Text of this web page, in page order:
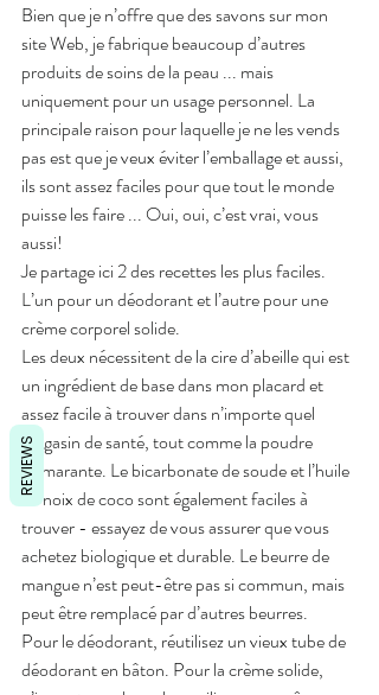
Bien que je n’offre que des savons sur mon
site Web, je fabrique beaucoup d’autres
produits de soins de la peau ... mais
uniquement pour un usage personnel. La
principale raison pour laquelle je ne les vends
pas est que je veux éviter l’emballage et aussi,
ils sont assez faciles pour que tout le monde
puisse les faire ... Oui, oui, c’est vrai, vous
aussi!
Je partage ici 2 des recettes les plus faciles.
L’un pour un déodorant et l’autre pour une
crème corporel solide.
Les deux nécessitent de la cire d’abeille qui est
un ingrédient de base dans mon placard et
assez facile à trouver dans n’importe quel
magasin de santé, tout comme la poudre
d'amarante. Le bicarbonate de soude et l’huile
de noix de coco sont également faciles à
trouver - essayez de vous assurer que vous
achetez biologique et durable. Le beurre de
mangue n’est peut-être pas si commun, mais
peut être remplacé par d’autres beurres.
Pour le déodorant, réutilisez un vieux tube de
déodorant en bâton. Pour la crème solide,
REVIEWS